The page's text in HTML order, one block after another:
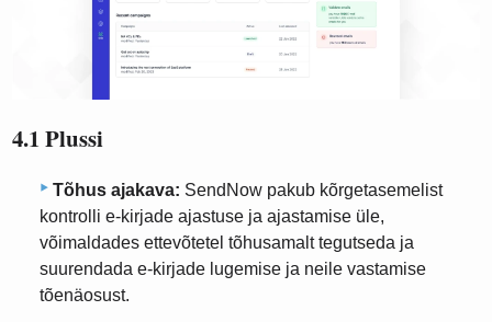
4.1 Plussi
Tõhus ajakava: SendNow pakub kõrgetasemelist
kontrolli e-kirjade ajastuse ja ajastamise üle,
võimaldades ettevõtetel tõhusamalt tegutseda ja
suurendada e-kirjade lugemise ja neile vastamise
tõenäosust.